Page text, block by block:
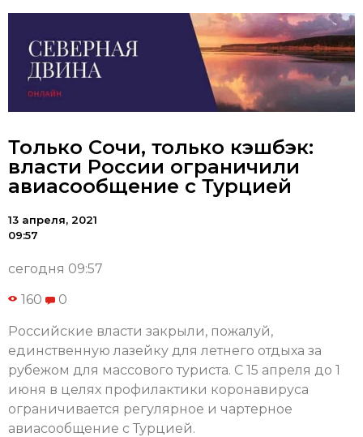
Только Сочи, только кэшбэк:
власти России ограничили
авиасообщение с Турцией
13 апреля, 2021
09:57
сегодня 09:57
160 0
Российские власти закрыли, пожалуй,
единственную лазейку для летнего отдыха за
рубежом для массового туриста. С 15 апреля до 1
июня в целях профилактики коронавируса
ограничивается регулярное и чартерное
авиасообщение с Турцией.